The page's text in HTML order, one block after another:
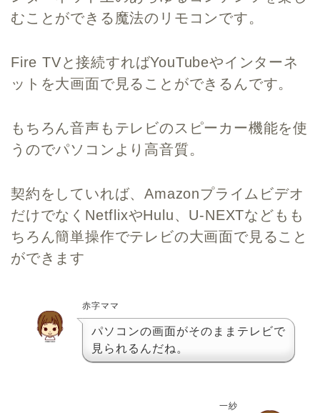
むことができる魔法のリモコンです。
Fire TVと接続すればYouTubeやインターネ
ットを大画面で見ることができるんです。
もちろん音声もテレビのスピーカー機能を使
うのでパソコンより高音質。
契約をしていれば、Amazonプライムビデオ
だけでなくNetflixやHulu、U-NEXTなどもも
ちろん簡単操作でテレビの大画面で見ること
ができます
赤字ママ
パソコンの画面がそのままテレビで
見られるんだね。
一紗